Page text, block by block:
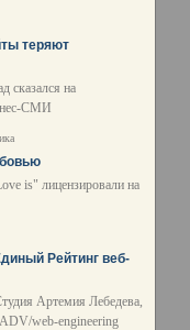
теряют
сказался на
СМИ
is" лицензировали на
Рейтинг веб-
Артемия Лебедева,
web-engineering